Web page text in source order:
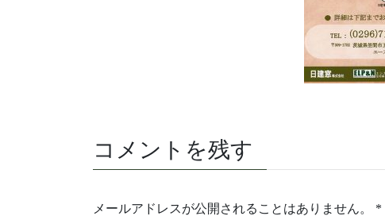
コメントを残す
メールアドレスが公開されることはありません。 *